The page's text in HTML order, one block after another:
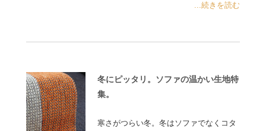
...続きを読む
冬にピッタリ。ソファの温かい生地特
集。
寒さがつらい冬。冬はソファでなくコタ